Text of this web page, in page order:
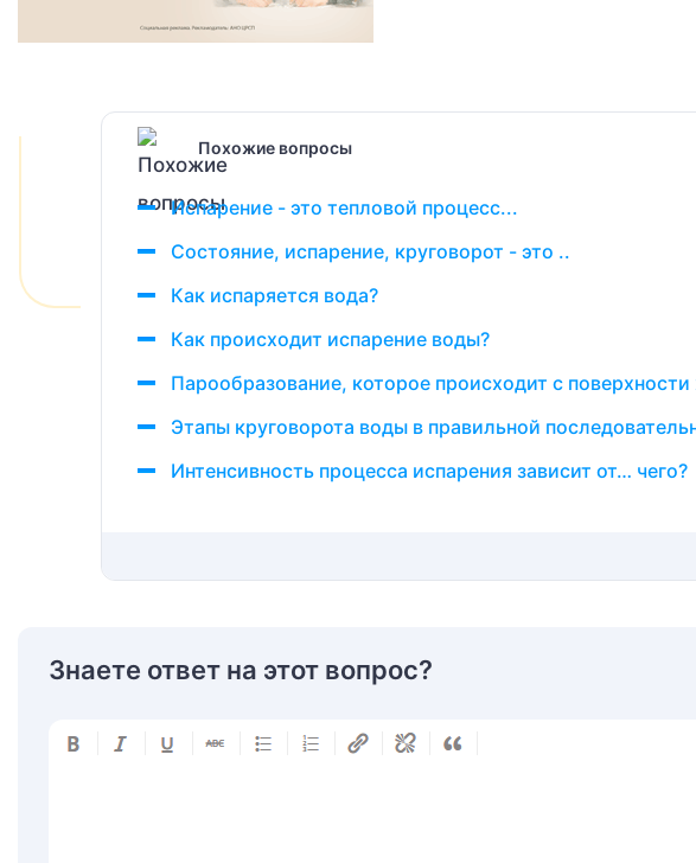
Похожие вопросы
Испарение - это тепловой процесс...
Состояние, испарение, круговорот - это ..
Как испаряется вода?
Как происходит испарение воды?
Парообразование, которое происходит с
Этапы круговорота воды в правильной
Интенсивность процесса испарения зависит от… чего?
Знаете ответ на этот вопрос?